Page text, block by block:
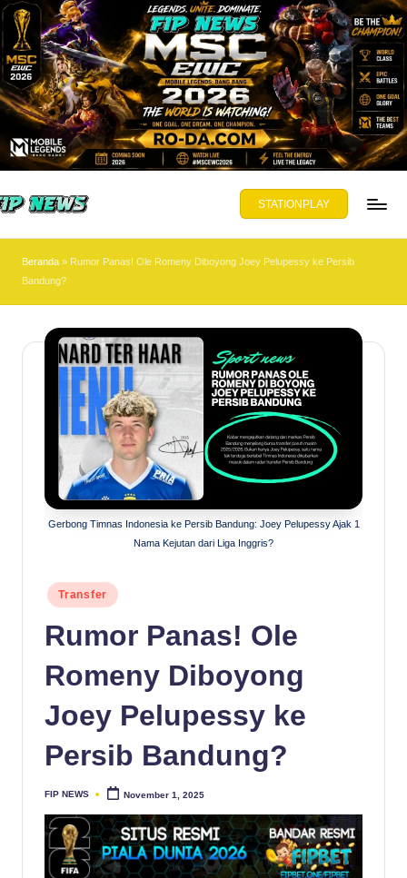
Skip
to
content
STATIONPLAY
Beranda » Rumor Panas! Ole Romeny Diboyong Joey Pelupessy ke Persib
Bandung?
Gerbong Timnas Indonesia ke Persib Bandung: Joey Pelupessy Ajak 1
Nama Kejutan dari Liga Inggris?
Posted
Transfer
Rumor Panas! Ole
Romeny Diboyong
Joey Pelupessy ke
Persib Bandung?
Posted
FIP NEWS November 1, 2025